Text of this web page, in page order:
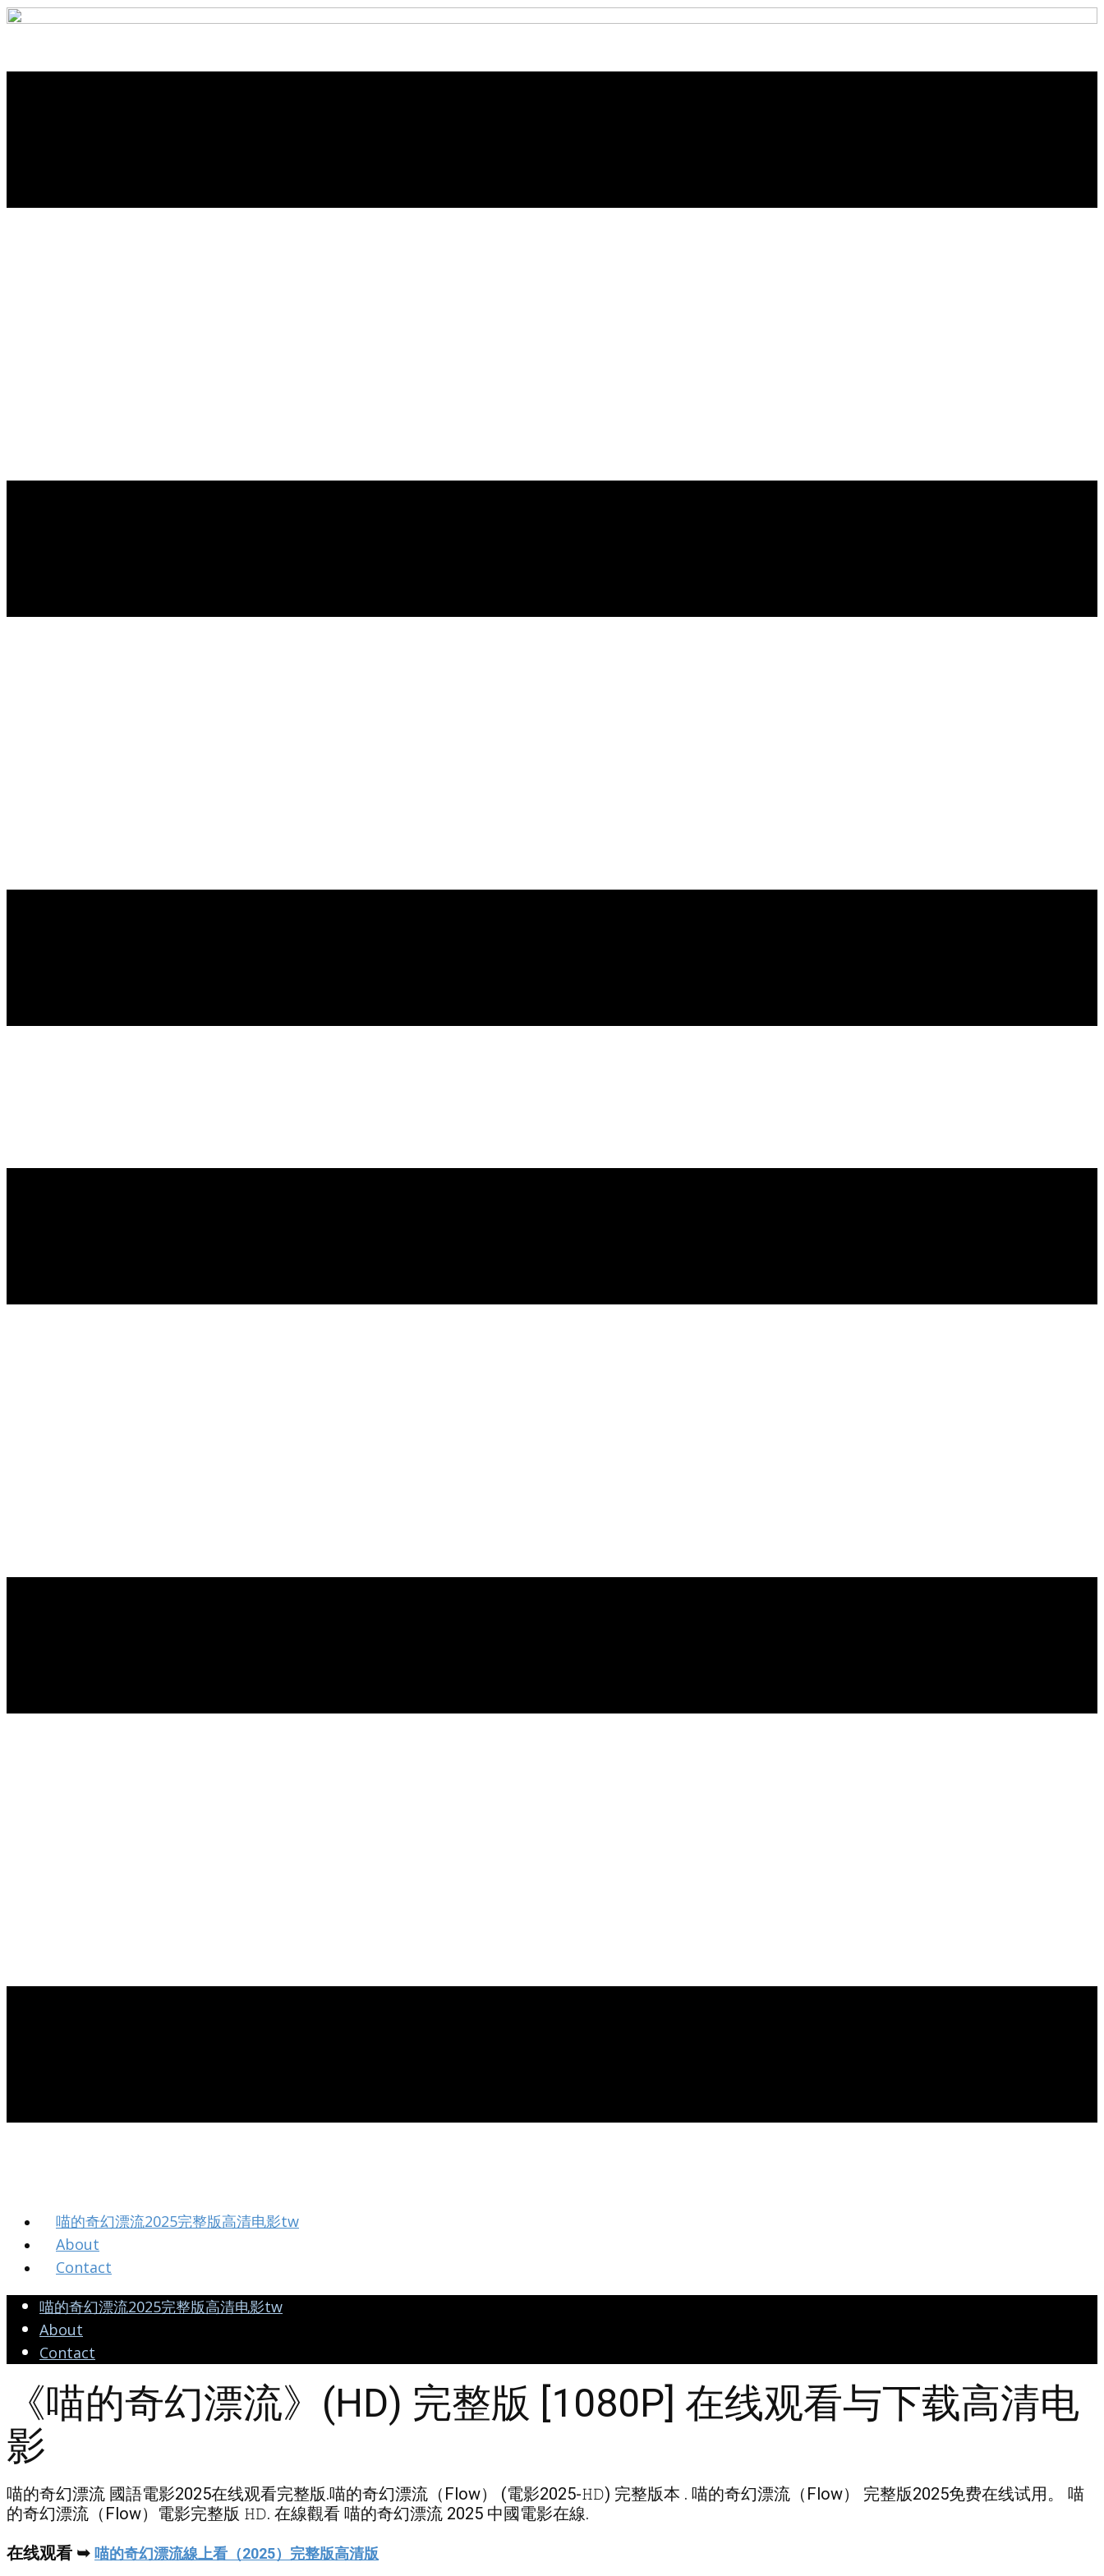
喵的奇幻漂流2025完整版高清电影tw
About
Contact
喵的奇幻漂流2025完整版高清电影tw
About
Contact
《喵的奇幻漂流》(HD) 完整版 [1080P] 在线观看与下载高清电
影
喵的奇幻漂流 國語電影2025在线观看完整版.喵的奇幻漂流（Flow） (電影2025-𝙷𝙳) 完整版本 . 喵的奇幻漂流（Flow） 完整版2025免费在线试用。 喵
的奇幻漂流（Flow）電影完整版 𝙷𝙳. 在線觀看 喵的奇幻漂流 2025 中國電影在線.
在线观看 ➥ 喵的奇幻漂流線上看（2025）完整版高清版